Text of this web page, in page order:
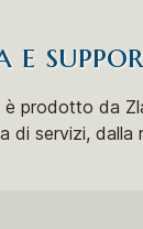
e
prodotto da
di servizi,